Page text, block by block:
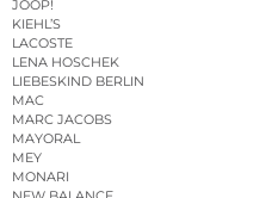
JOOP!
KIEHL’S
LACOSTE
LENA HOSCHEK
LIEBESKIND BERLIN
MAC
MARC JACOBS
MAYORAL
MEY
MONARI